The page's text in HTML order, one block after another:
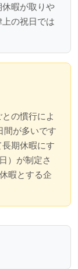
暇が取りや
の祝日では
の慣行によ
間が多いです
期休暇にす
）が制定さ
暇とする企